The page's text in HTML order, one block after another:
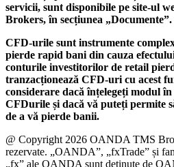
servicii, sunt disponibile pe site-ul
Brokers, în secțiunea „Documente”.
CFD-urile sunt instrumente
pierde rapid bani din cauza
conturile investitorilor de retail
tranzacționează CFD-uri cu acest
considerare dacă înțelegeți modul
CFDurile și dacă vă puteți permite
de a vă pierde banii.
@ Copyright 2026 OANDA TMS
rezervate. „OANDA”, „fxTrade” și
„fx” ale OANDA sunt deținute de